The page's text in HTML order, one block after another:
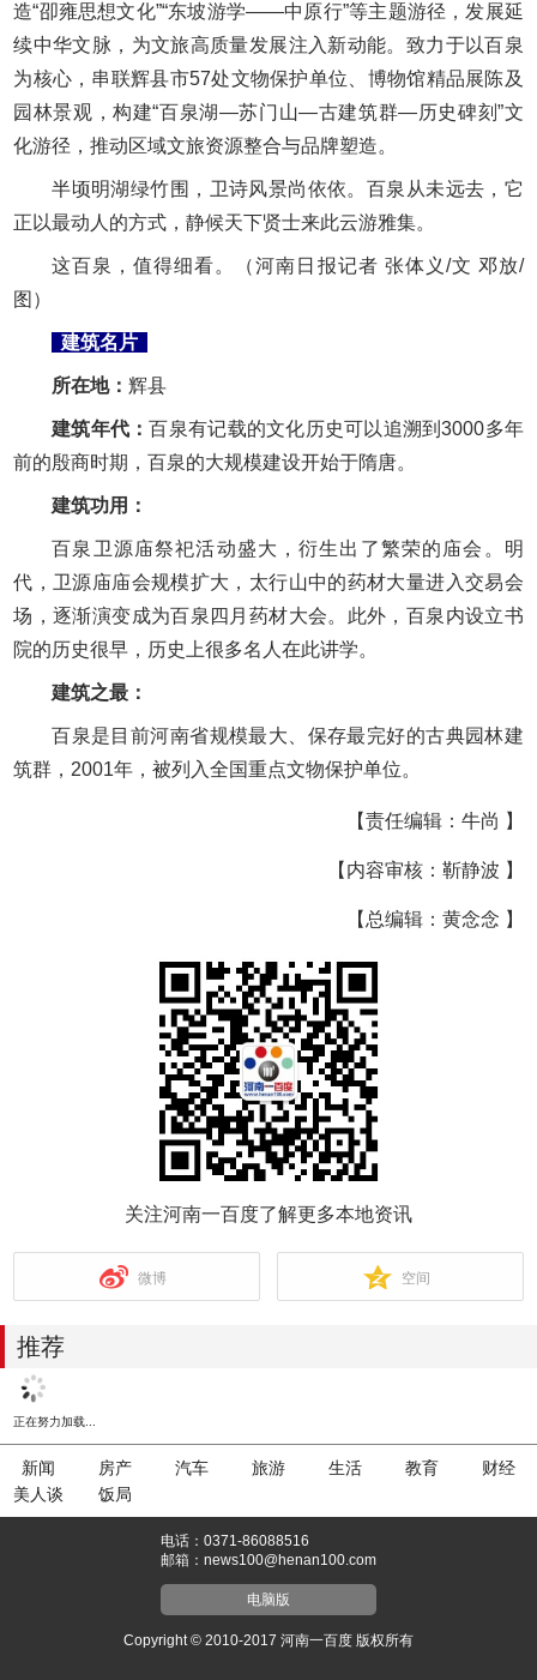
造“卲雍思想文化”“东坡游学——中原行”等主题游径，发展延
续中华文脉，为文旅高质量发展注入新动能。致力于以百泉
为核心，串联辉县市57处文物保护单位、博物馆精品展陈及
园林景观，构建“百泉湖—苏门山—古建筑群—历史碑刻”文
化游径，推动区域文旅资源整合与品牌塑造。
半顷明湖绿竹围，卫诗风景尚依依。百泉从未远去，它
正以最动人的方式，静候天下贤士来此云游雅集。
这百泉，值得细看。（河南日报记者 张体义/文 邓放/
图）
建筑名片
所在地：辉县
建筑年代：百泉有记载的文化历史可以追溯到3000多年
前的殷商时期，百泉的大规模建设开始于隋唐。
建筑功用：
百泉卫源庙祭祀活动盛大，衍生出了繁荣的庙会。明
代，卫源庙庙会规模扩大，太行山中的药材大量进入交易会
场，逐渐演变成为百泉四月药材大会。此外，百泉内设立书
院的历史很早，历史上很多名人在此讲学。
建筑之最：
百泉是目前河南省规模最大、保存最完好的古典园林建
筑群，2001年，被列入全国重点文物保护单位。
【责任编辑：牛尚 】
【内容审核：靳静波 】
【总编辑：黄念念 】
关注河南一百度了解更多本地资讯
微博 空间
推荐
正在努力加载...
新闻 房产 汽车 旅游 生活 教育
财经
美人谈
饭局
电话：0371-86088516
邮箱：news100@henan100.com
电脑版
Copyright © 2010-2017 河南一百度 版权所有